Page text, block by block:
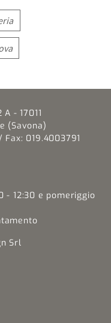
- 17011
(Savona)
019.4003791
- 12:30 e pomeriggio
Srl